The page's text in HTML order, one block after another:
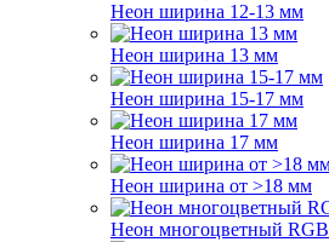
Неон ширина 12-13 мм
Неон ширина 13 мм
Неон ширина 15-17 мм
Неон ширина 17 мм
Неон ширина от >18 мм
Неон многоцветный RGB